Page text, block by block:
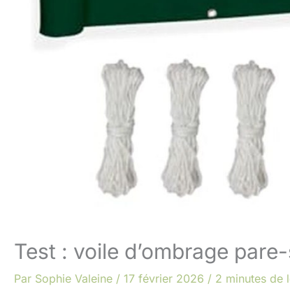
Test : voile d’ombrage
Par Sophie Valeine / 17 février 2026 / 2 minutes de